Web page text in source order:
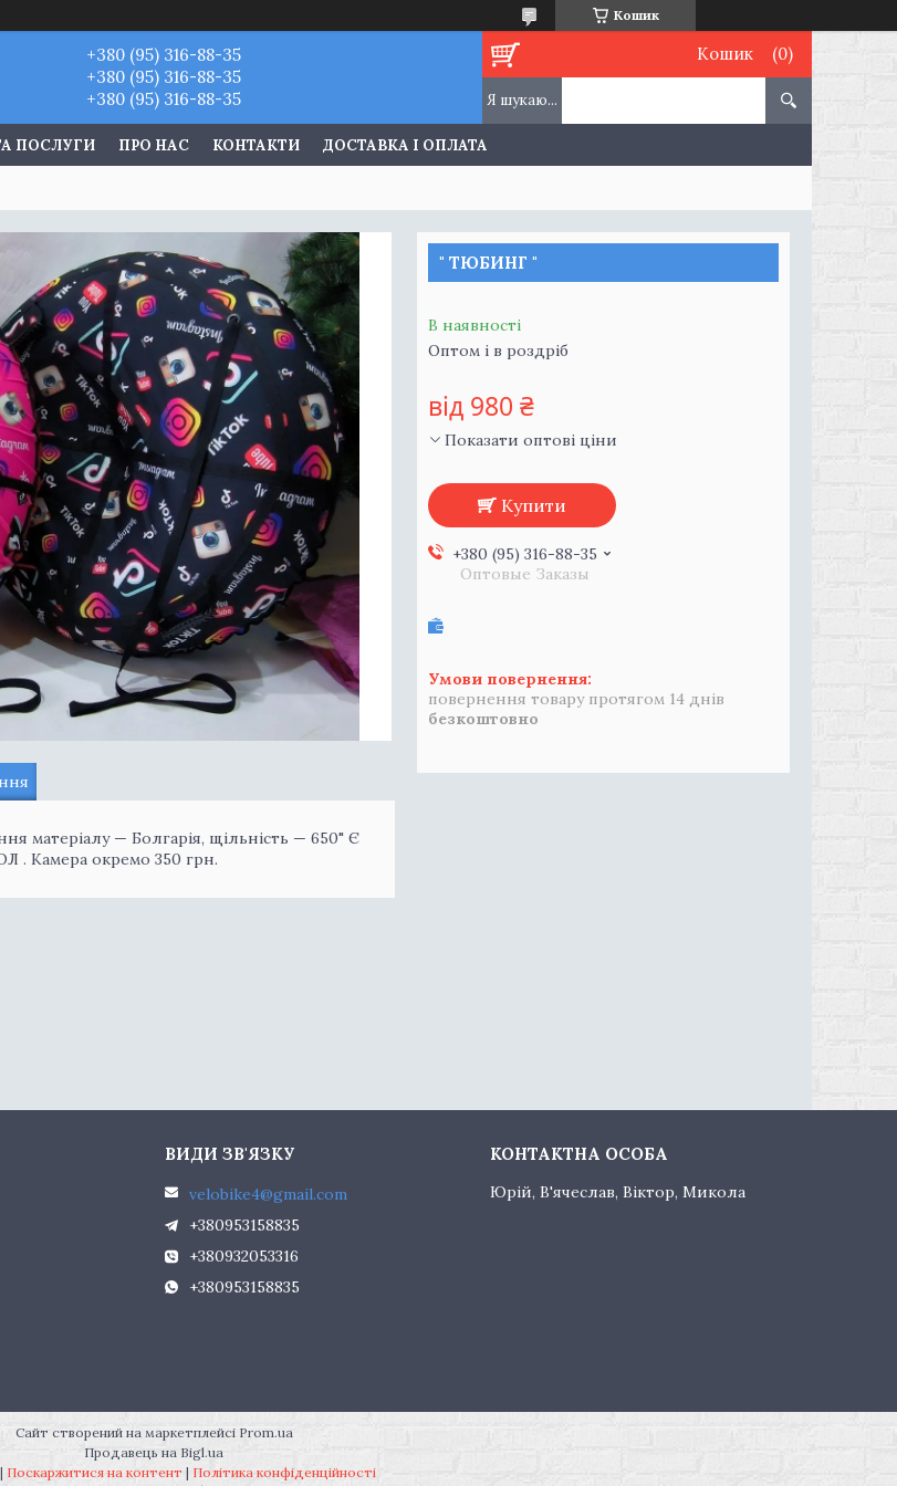
Кошик
+380 (95) 316-88-35
+380 (95) 316-88-35
+380 (95) 316-88-35
Кошик
ПОСЛУГИ ПРО НАС КОНТАКТИ ДОСТАВКА І ОПЛАТА
матеріалу — Болгарія, щільність — 650" Є
. Камера окремо 350 грн.
" ТЮБИНГ "
В наявності
Оптом і в роздріб
від 980 ₴
Показати оптові ціни
Купити
+380 (95) 316-88-35
Оптовые Заказы
повернення товару протягом 14 днів
безкоштовно
velobike4@gmail.com
+380953158835
+380932053316
+380953158835
Юрій, В'ячеслав, Віктор, Микола
Сайт створений на маркетплейсі Prom.ua
Продавець на Bigl.ua
"AVALON" | Поскаржитися на контент | Політика конфіденційності